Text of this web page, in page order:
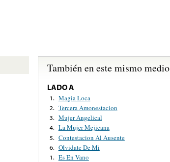
También en este mismo medio
LADO A
1. Magia Loca
2. Tercera Amonestacion
3. Mujer Angelical
4. La Mujer Mejicana
5. Contestacion Al Ausente
6. Olvidate De Mi
1. Es En Vano